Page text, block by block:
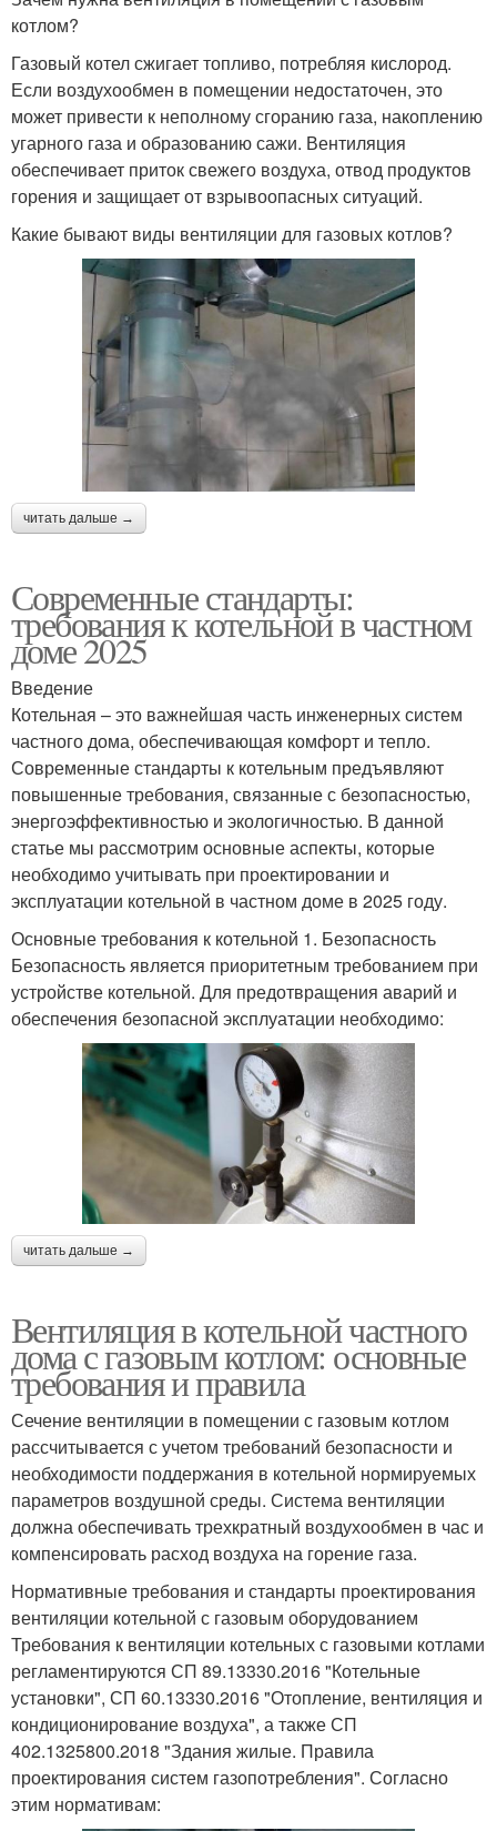
котлом?
Газовый котел сжигает топливо, потребляя кислород.
Если воздухообмен в помещении недостаточен, это
может привести к неполному сгоранию газа, накоплению
угарного газа и образованию сажи. Вентиляция
обеспечивает приток свежего воздуха, отвод продуктов
горения и защищает от взрывоопасных ситуаций.
Какие бывают виды вентиляции для газовых котлов?
читать дальше →
Современные стандарты:
требования к котельной в частном
доме 2025
Введение
Котельная – это важнейшая часть инженерных систем
частного дома, обеспечивающая комфорт и тепло.
Современные стандарты к котельным предъявляют
повышенные требования, связанные с безопасностью,
энергоэффективностью и экологичностью. В данной
статье мы рассмотрим основные аспекты, которые
необходимо учитывать при проектировании и
эксплуатации котельной в частном доме в 2025 году.
Основные требования к котельной 1. Безопасность
Безопасность является приоритетным требованием при
устройстве котельной. Для предотвращения аварий и
обеспечения безопасной эксплуатации необходимо:
читать дальше →
Вентиляция в котельной частного
дома с газовым котлом: основные
требования и правила
Сечение вентиляции в помещении с газовым котлом
рассчитывается с учетом требований безопасности и
необходимости поддержания в котельной нормируемых
параметров воздушной среды. Система вентиляции
должна обеспечивать трехкратный воздухообмен в час и
компенсировать расход воздуха на горение газа.
Нормативные требования и стандарты проектирования
вентиляции котельной с газовым оборудованием
Требования к вентиляции котельных с газовыми котлами
регламентируются СП 89.13330.2016 "Котельные
установки", СП 60.13330.2016 "Отопление, вентиляция и
кондиционирование воздуха", а также СП
402.1325800.2018 "Здания жилые. Правила
проектирования систем газопотребления". Согласно
этим нормативам: